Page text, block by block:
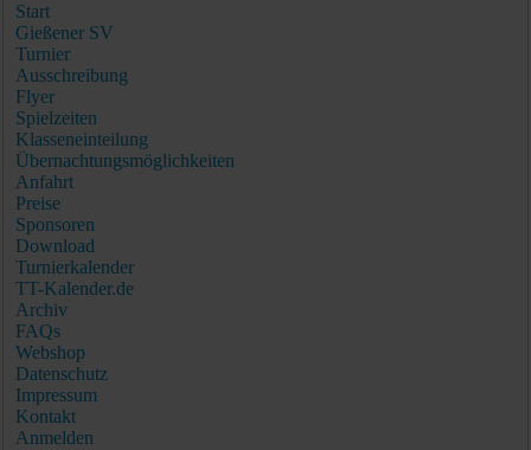
Start
Gießener SV
Turnier
Ausschreibung
Flyer
Spielzeiten
Klasseneinteilung
Übernachtungsmöglichkeiten
Anfahrt
Preise
Sponsoren
Download
Turnierkalender
TT-Kalender.de
Archiv
FAQs
Webshop
Datenschutz
Impressum
Kontakt
Anmelden